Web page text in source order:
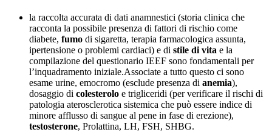
la raccolta accurata di dati anamnestici (storia clinica che
racconta la possibile presenza di fattori di rischio come
diabete, fumo di sigaretta, terapia farmacologica assunta,
ipertensione o problemi cardiaci) e di stile di vita e la
compilazione del questionario IEEF sono fondamentali per
l’inquadramento iniziale.Associate a tutto questo ci sono
esame urine, emocromo (esclude presenza di anemia),
dosaggio di colesterolo e trigliceridi (per verificare il rischi di
patologia aterosclerotica sistemica che può essere indice di
minore afflusso di sangue al pene in fase di erezione),
testosterone, Prolattina, LH, FSH, SHBG.